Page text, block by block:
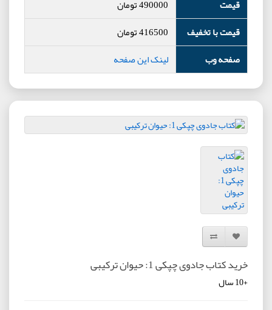
قیمت
490000تومان
قیمت با تخفیف
416500تومان
صفحه وب
لینک این صفحه
افزودن به لیست دلخواه
مقایسه این محصول
خرید کتاب جادوی چپکی 1: حیوان ترکیبی
+10 سال